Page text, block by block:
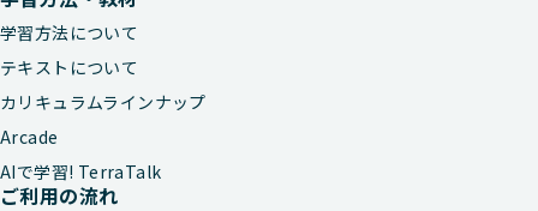
学習方法について
テキストについて
カリキュラムラインナップ
Arcade
AIで学習! TerraTalk
ご利用の流れ